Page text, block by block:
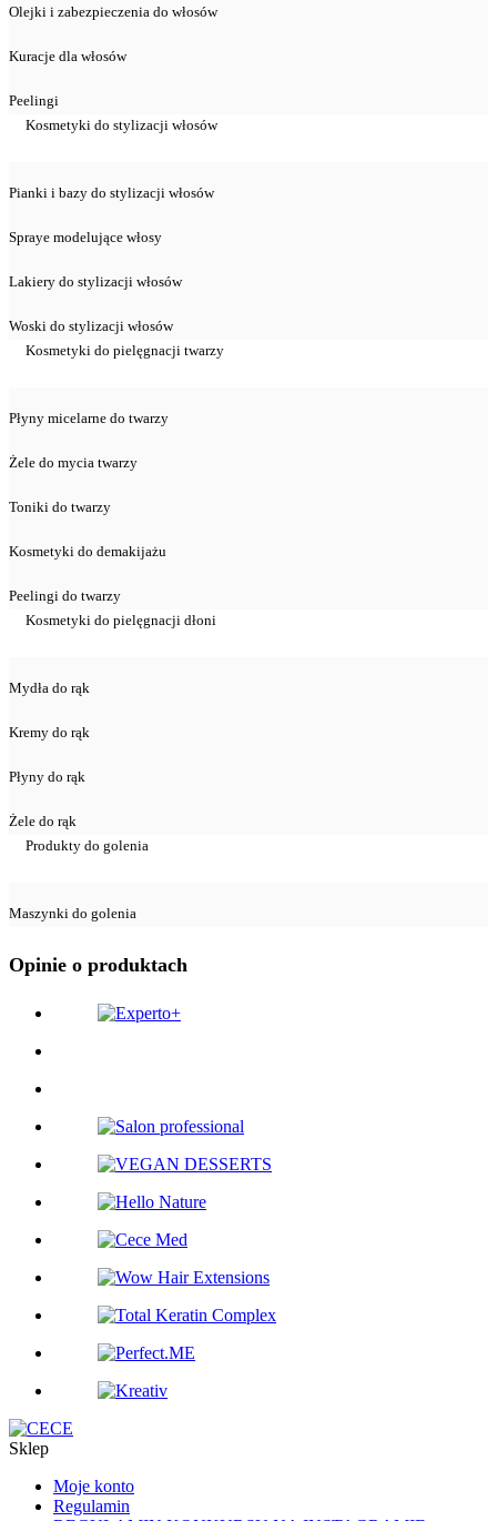
Olejki i zabezpieczenia do włosów
Kuracje dla włosów
Peelingi
Kosmetyki do stylizacji włosów
Pianki i bazy do stylizacji włosów
Spraye modelujące włosy
Lakiery do stylizacji włosów
Woski do stylizacji włosów
Kosmetyki do pielęgnacji twarzy
Płyny micelarne do twarzy
Żele do mycia twarzy
Toniki do twarzy
Kosmetyki do demakijażu
Peelingi do twarzy
Kosmetyki do pielęgnacji dłoni
Mydła do rąk
Kremy do rąk
Płyny do rąk
Żele do rąk
Produkty do golenia
Maszynki do golenia
Opinie o produktach
Sklep
Moje konto
Regulamin